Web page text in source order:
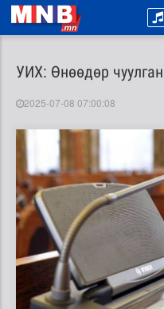
УИХ: Өнөөдөр
2025-07-08 07:00:08